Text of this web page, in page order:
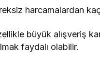
harcamalardan
büyük alışveriş
faydalı olabilir.